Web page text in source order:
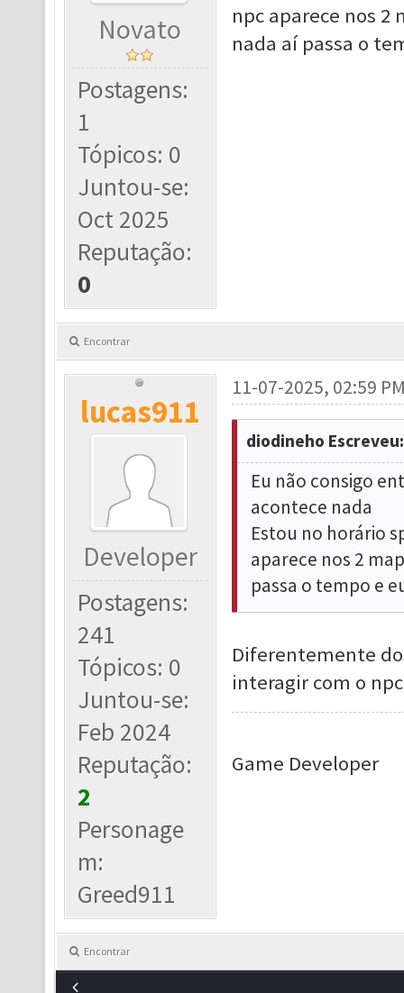
Novato
Postagens:
1
Tópicos: 0
Juntou-se:
Oct 2025
Reputação:
0
npc aparece nos 2
nada aí passa o
Encontrar
lucas911
Developer
Postagens:
241
Tópicos: 0
Juntou-se:
Feb 2024
Reputação:
2
Personage
m:
Greed911
11-07-2025, 02:59
diodineho Escreveu:
Eu não consigo
acontece nada
Estou no horário
aparece nos 2
passa o tempo e
Diferentemente
interagir com o
Game Developer
Encontrar